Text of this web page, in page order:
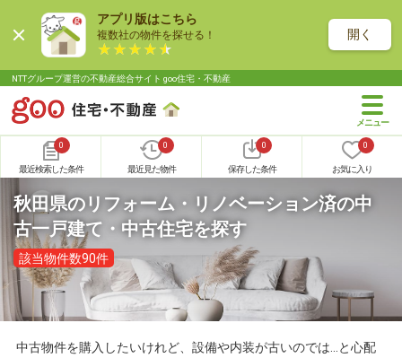
アプリ版はこちら
複数社の物件を探せる！ 開く
NTTグループ運営の不動産総合サイト goo住宅・不動産
0
最近検索した条件
0
最近見た物件
0
保存した条件
0
お気に入り
秋田県のリフォーム・リノベーション済の中
古一戸建て・中古住宅を探す
該当物件数90件
中古物件を購入したいけれど、設備や内装が古いのでは…と心配